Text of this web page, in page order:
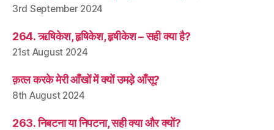
3rd September 2024
264. ऋषिकेश, हृषिकेश, हृषीकेश – सही क्या है?
21st August 2024
क़त्ल करके मेरी आँखों में क्यों उमड़े आँसू?
8th August 2024
263. निबटना या निपटना, सही क्या और क्यों?